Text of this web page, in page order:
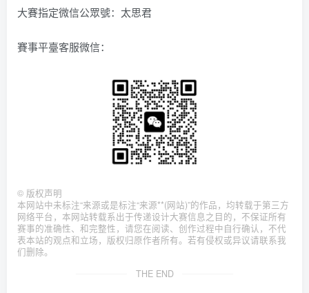
大賽指定微信公眾號：太思君
賽事平臺客服微信：
© 版权声明
本网站中未标注“来源或是标注“来源**(网站)”的作品，均转载于第三方
网络平台，本网站转载系出于传递设计大赛信息之目的，不保证所有
赛事的准确性、和完整性，请您在阅读、创作过程中自行确认，不代
表本站的观点和立场，版权归原作者所有。若有侵权或异议请联系我
们删除。
THE END